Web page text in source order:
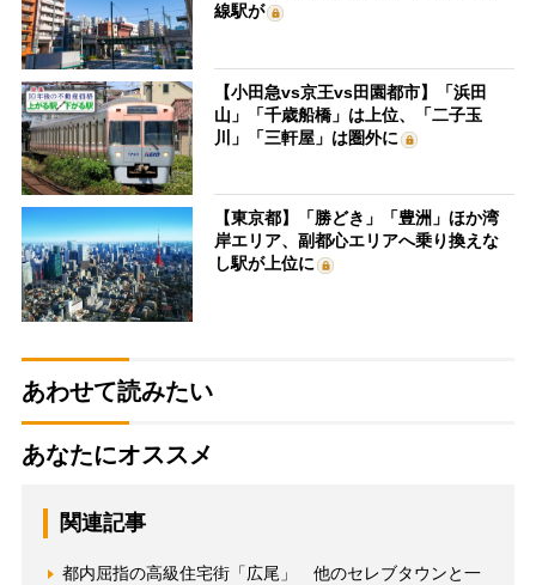
線駅が
【小田急vs京王vs田園都市】「浜田
山」「千歳船橋」は上位、「二子玉
川」「三軒屋」は圏外に
【東京都】「勝どき」「豊洲」ほか湾
岸エリア、副都心エリアへ乗り換えな
し駅が上位に
あわせて読みたい
あなたにオススメ
関連記事
都内屈指の高級住宅街「広尾」 他のセレブタウンと一